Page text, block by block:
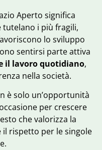
Aperto significa
i più fragili,
lo sviluppo
sentirsi parte attiva
il lavoro quotidiano,
nella società.
è solo un’opportunità
per crescere
che valorizza la
rispetto per le singole